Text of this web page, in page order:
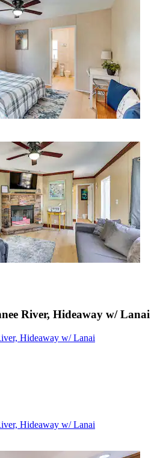
River, Hideaway w/ Lanai
Hideaway w/ Lanai
Hideaway w/ Lanai